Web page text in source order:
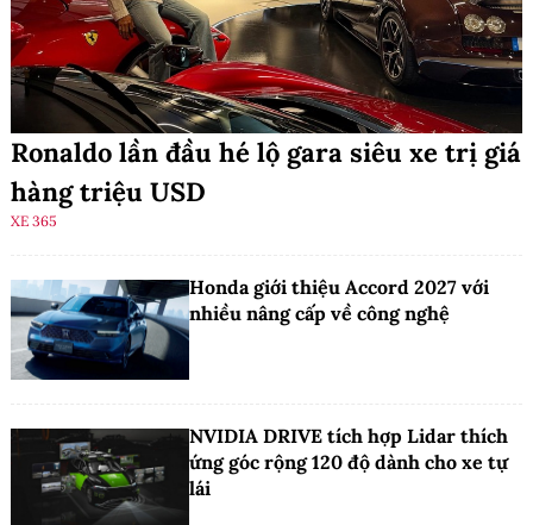
Ronaldo lần đầu hé lộ gara siêu xe trị giá
hàng triệu USD
XE 365
Honda giới thiệu Accord 2027 với
nhiều nâng cấp về công nghệ
NVIDIA DRIVE tích hợp Lidar thích
ứng góc rộng 120 độ dành cho xe tự
lái